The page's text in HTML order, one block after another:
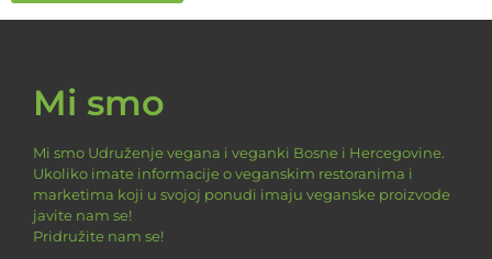
Mi smo
Mi smo Udruženje vegana i veganki Bosne i Hercegovine.
Ukoliko imate informacije o veganskim restoranima i
marketima koji u svojoj ponudi imaju veganske proizvode
javite nam se!
Pridružite nam se!